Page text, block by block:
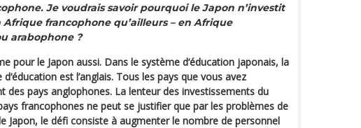
Je voudrais savoir pourquoi le Japon n’investit
francophone qu’ailleurs – en Afrique
arabophone ?
pour le Japon aussi. Dans le système d‘éducation japonais, la
est l’anglais. Tous les pays que vous avez
des pays anglophones. La lenteur des investissements du
francophones ne peut se justifier que par les problèmes de
Japon, le défi consiste à augmenter le nombre de personnel